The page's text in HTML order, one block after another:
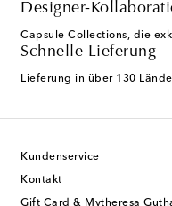
Designer-
Capsule Collections, die
Schnelle Lieferung
Lieferung in über 130
Kundenservice
Kontakt
Gift Card & Mytheresa